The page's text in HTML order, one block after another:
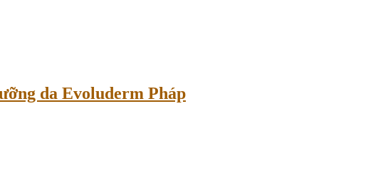
da Evoluderm Pháp